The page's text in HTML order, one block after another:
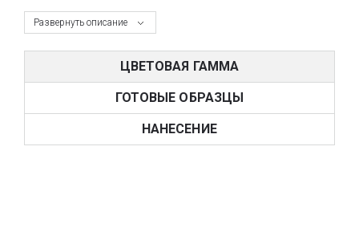
Развернуть описание
ЦВЕТОВАЯ ГАММА
ГОТОВЫЕ ОБРАЗЦЫ
НАНЕСЕНИЕ